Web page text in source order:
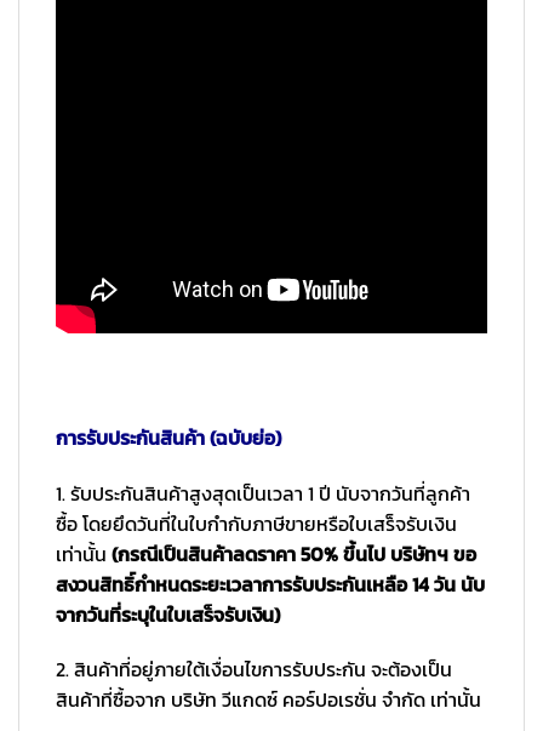
การรับประกันสินค้า (ฉบับย่อ)
1. รับประกันสินค้าสูงสุดเป็นเวลา 1 ปี นับจากวันที่ลูกค้า
ซื้อ โดยยึดวันที่ในใบกำกับภาษีขายหรือใบเสร็จรับเงิน
เท่านั้น (กรณีเป็นสินค้าลดราคา 50% ขึ้นไป บริษัทฯ ขอ
สงวนสิทธิ์กำหนดระยะเวลาการรับประกันเหลือ 14 วัน นับ
จากวันที่ระบุในใบเสร็จรับเงิน)
2. สินค้าที่อยู่ภายใต้เงื่อนไขการรับประกัน จะต้องเป็น
สินค้าที่ซื้อจาก บริษัท วีแกดซ์ คอร์ปอเรชั่น จำกัด เท่านั้น